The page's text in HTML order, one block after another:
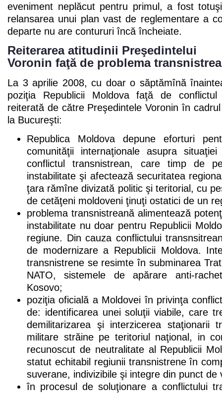
eveniment neplăcut pentru primul, a fost
relansarea unui plan vast de reglementare a
departe nu are contururi încă încheiate.
Reiterarea atitudinii Preşedintelui
Voronin faţă de problema
La 3 aprilie 2008, cu doar o săptămînă
poziţia Republicii Moldova faţă de
reiterată de către Preşedintele Voronin în
la Bucureşti:
Republica Moldova depune eforturi
comunităţii internaţionale asupra
conflictul transnistrean, care timp de
instabilitate şi afectează securitatea
ţara rămîne divizată politic şi teritorial, cu
de cetăţeni moldoveni ţinuţi ostatici de un
problema transnistreană alimentează
instabilitate nu doar pentru Republicii
regiune. Din cauza conflictului
de modernizare a Republicii Moldova.
transnistrene se resimte în subminarea
NATO, sistemele de apărare anti-
Kosovo;
poziţia oficială a Moldovei în privinţa
de: identificarea unei soluţii viabile, care
demilitarizarea şi interzicerea staţionarii
militare străine pe teritoriul naţional, in
recunoscut de neutralitate al Republicii
statut echitabil regiunii transnistrene în
suverane, indivizibile şi integre din punct de
în procesul de soluţionare a conflictului